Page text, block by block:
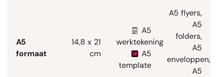
A5
formaat
14,8 x 21
cm
A5
werktekening
A5
template
A5 flyers,
A5
folders,
A5
enveloppen,
A5